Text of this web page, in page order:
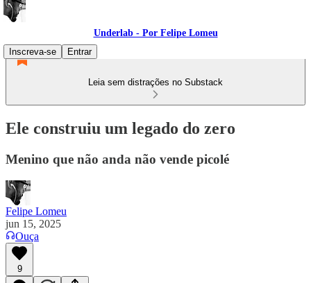
Underlab - Por Felipe Lomeu
Inscreva-se
Entrar
Leia sem distrações no Substack
Ele construiu um legado do zero
Menino que não anda não vende picolé
Felipe Lomeu
jun 15, 2025
Ouça
9